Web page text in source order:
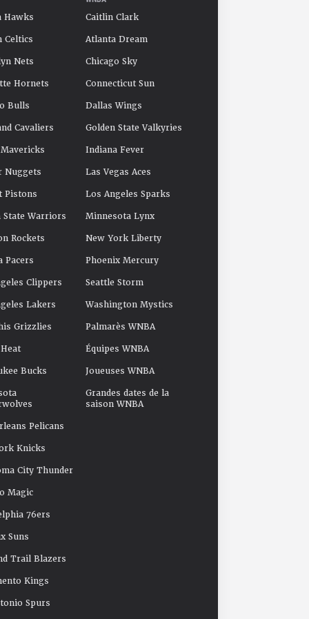
Hawks
Celtics
Nets
Hornets
Bulls
Cavaliers
Nuggets
Pistons
State Warriors
Rockets
Pacers
Clippers
Lakers
Grizzlies
Bucks
Pelicans
Knicks
City Thunder
Magic
76ers
Suns
Trail Blazers
Kings
Spurs
Caitlin Clark
Atlanta Dream
Chicago Sky
Connecticut Sun
Dallas Wings
Golden State Valkyries
Indiana Fever
Las Vegas Aces
Los Angeles Sparks
Minnesota Lynx
New York Liberty
Phoenix Mercury
Seattle Storm
Washington Mystics
Palmarès WNBA
Équipes WNBA
Joueuses WNBA
Grandes dates de la
saison WNBA